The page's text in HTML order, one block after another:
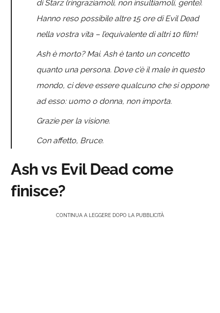
di Starz (ringraziamoli, non insultiamoli, gente).
Hanno reso possibile altre 15 ore di Evil Dead
nella vostra vita – l’equivalente di altri 10 film!
Ash è morto? Mai. Ash è tanto un concetto
quanto una persona. Dove c’è il male in questo
mondo, ci deve essere qualcuno che si oppone
ad esso: uomo o donna, non importa.
Grazie per la visione.
Con affetto, Bruce.
Ash vs Evil Dead come
finisce?
CONTINUA A LEGGERE DOPO LA PUBBLICITÀ